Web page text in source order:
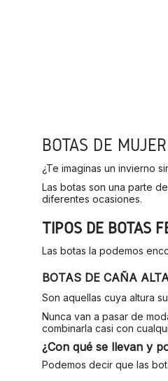
BOTAS DE MUJER
¿Te imaginas un invierno
Las botas son una parte
diferentes ocasiones.
TIPOS DE BOTAS
Las botas la podemos
BOTAS DE CAÑA
Son aquellas cuya altura
Nunca van a pasar de
combinarla casi con
¿Con qué se llevan y
Podemos decir que las